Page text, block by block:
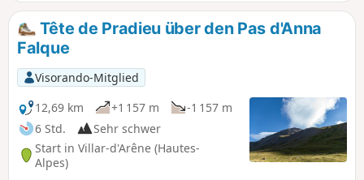
Tête de Pradieu über den Pas d'Anna
Falque
Visorando-Mitglied
12,69 km
+1 157 m
-1 157 m
6 Std.
Sehr schwer
Start in Villar-d'Arêne (Hautes-
Alpes)